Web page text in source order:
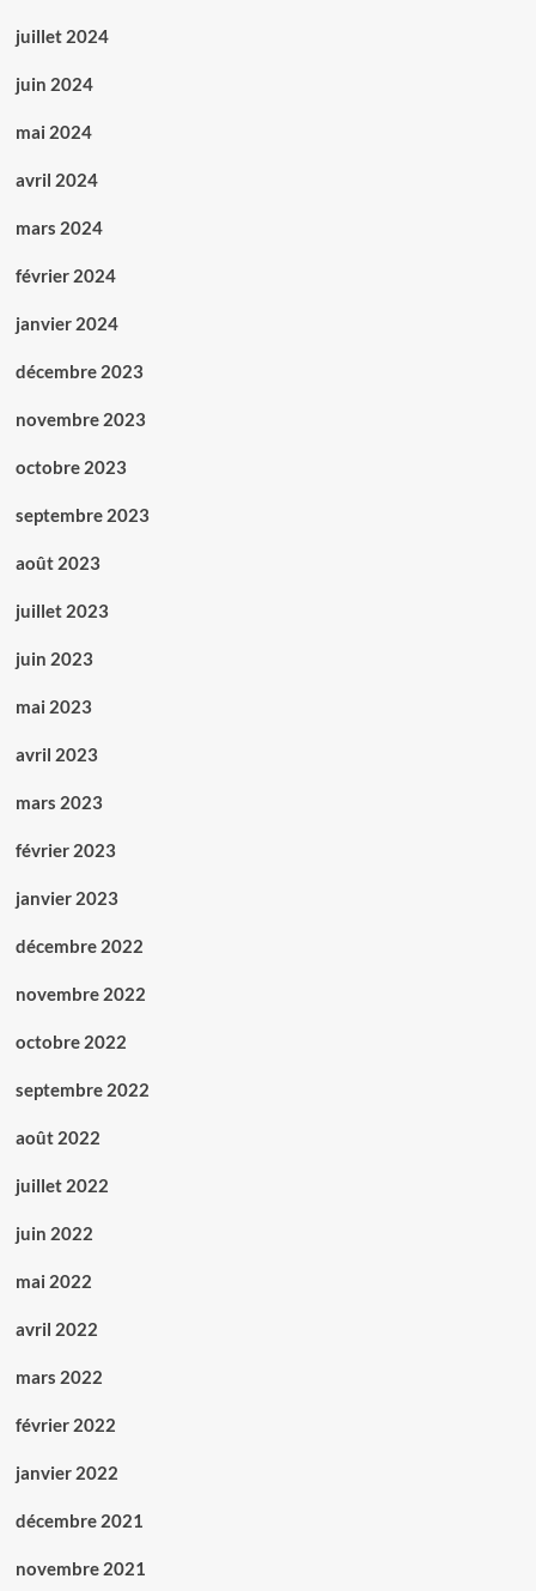
juillet 2024
juin 2024
mai 2024
avril 2024
mars 2024
février 2024
janvier 2024
décembre 2023
novembre 2023
octobre 2023
septembre 2023
août 2023
juillet 2023
juin 2023
mai 2023
avril 2023
mars 2023
février 2023
janvier 2023
décembre 2022
novembre 2022
octobre 2022
septembre 2022
août 2022
juillet 2022
juin 2022
mai 2022
avril 2022
mars 2022
février 2022
janvier 2022
décembre 2021
novembre 2021